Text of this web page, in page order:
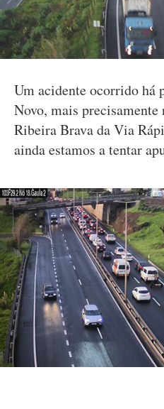
Um acidente ocorrido há
Novo, mais
Ribeira Brava da Via
ainda estamos a tentar